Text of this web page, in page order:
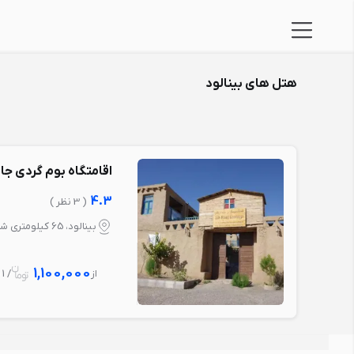
هتل های بینالود
اقامتگاه بوم گردی
4.3 ( 3 نظر )
بینالود، 65 کیلومتری شرق نیشابور
از 1,100,000 / 1 شب